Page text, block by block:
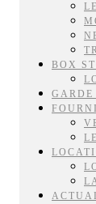
BOX
GARDE